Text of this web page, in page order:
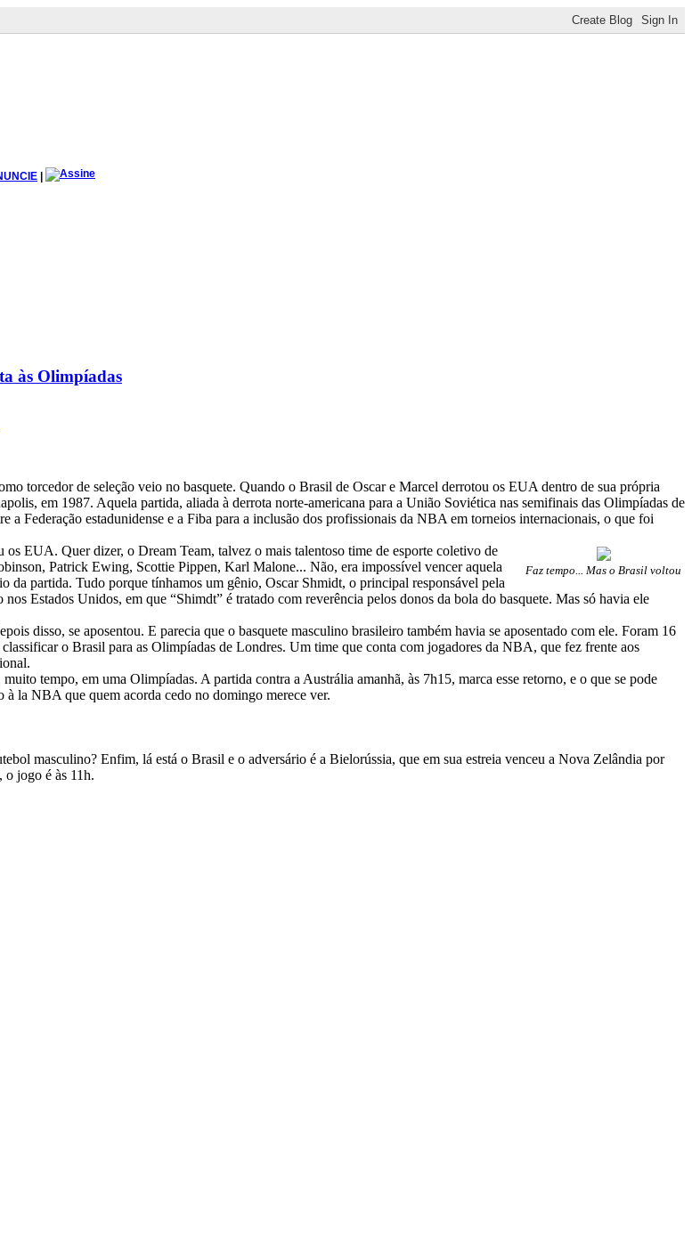
|
às Olimpíadas
torcedor de seleção veio no basquete. Quando o Brasil de Oscar e Marcel derrotou os EUA dentro de sua própria
em 1987. Aquela partida, aliada à derrota norte-americana para a União Soviética nas semifinais das Olimpíadas de
a Federação estadunidense e a Fiba para a inclusão dos profissionais da NBA em torneios internacionais, o que foi
Faz tempo... Mas o Brasil voltou
EUA. Quer dizer, o Dream Team, talvez o mais talentoso time de esporte coletivo de
Patrick Ewing, Scottie Pippen, Karl Malone... Não, era impossível vencer aquela
da partida. Tudo porque tínhamos um gênio, Oscar Shmidt, o principal responsável pela
Estados Unidos, em que “Shimdt” é tratado com reverência pelos donos da bola do basquete. Mas só havia ele
disso, se aposentou. E parecia que o basquete masculino brasileiro também havia se aposentado com ele. Foram 16
o Brasil para as Olimpíadas de Londres. Um time que conta com jogadores da NBA, que fez frente aos
tempo, em uma Olimpíadas. A partida contra a Austrália amanhã, às 7h15, marca esse retorno, e o que se pode
la NBA que quem acorda cedo no domingo merece ver.
masculino? Enfim, lá está o Brasil e o adversário é a Bielorússia, que em sua estreia venceu a Nova Zelândia por
o jogo é às 11h.